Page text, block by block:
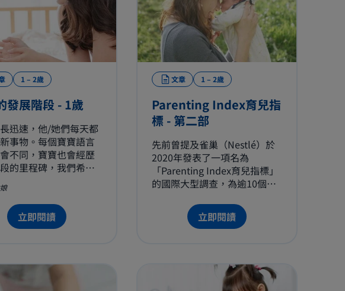
1 – 2歲
發展階段 - 1歲
迅速，他/她們每天都
事物。每個寶寶語言
不同，寶寶也會經歷
的里程碑，我們希望
樣的發展。從而了解
寶寶的想法，您們可配
語言的發展及掌握所需
巧，給予小寶寶適合的
立即閱讀
文章 1 – 2歲
Parenting Index育兒指
標 - 第二部
先前曾提及雀巢（Nestlé）於
2020年發表了一項名為
「Parenting Index育兒指標」
的國際大型調查，為逾10個國
標」，研究分析育兒所面對的
壓力和問題，並幫助父母改善
源」和「環境支援」這二項。
立即閱讀